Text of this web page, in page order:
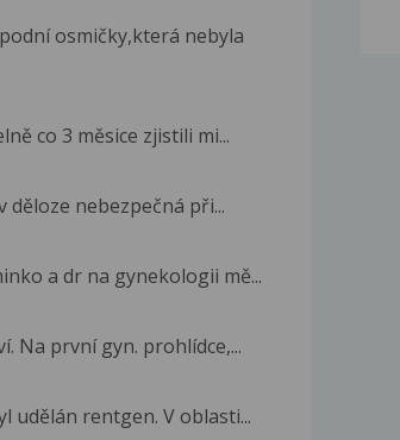
osmičky,která nebyla
co 3 měsice zjistili mi...
děloze nebezpečná při...
a dr na gynekologii mě...
Na první gyn. prohlídce,...
udělán rentgen. V oblasti...